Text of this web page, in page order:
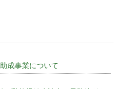
成事業について